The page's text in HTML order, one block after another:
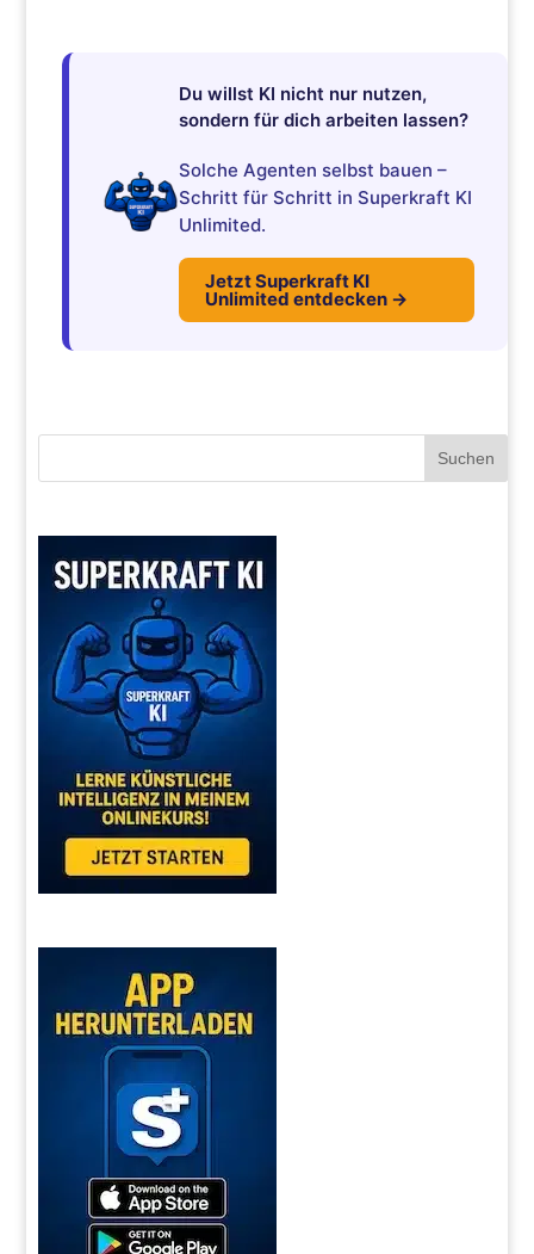
Du willst KI nicht nur nutzen,
sondern für dich arbeiten lassen?
Solche Agenten selbst bauen –
Schritt für Schritt in Superkraft KI
Unlimited.
Jetzt Superkraft KI
Unlimited entdecken →